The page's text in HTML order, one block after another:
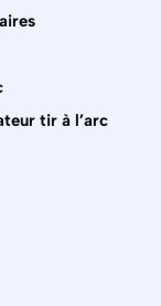
tir à l’arc